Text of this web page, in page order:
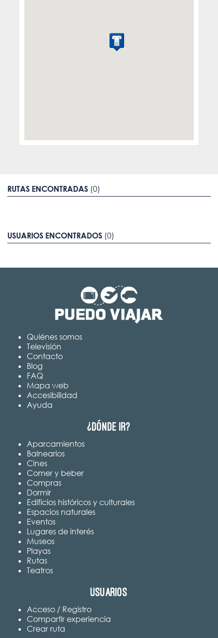
RUTAS ENCONTRADAS (0)
USUARIOS ENCONTRADOS (0)
Quiénes somos
Televisión
Contacto
Blog
FAQ
Mapa web
Accesibilidad
Ayuda
¿Dónde ir?
Aparcamientos
Balnearios
Cines
Comer y beber
Compras
Dormir
Edificios históricos y culturales
Espacios naturales
Eventos
Lugares de interés
Museos
Playas
Rutas
Teatros
Usuarios
Acceso / Registro
Compartir experiencia
Crear ruta